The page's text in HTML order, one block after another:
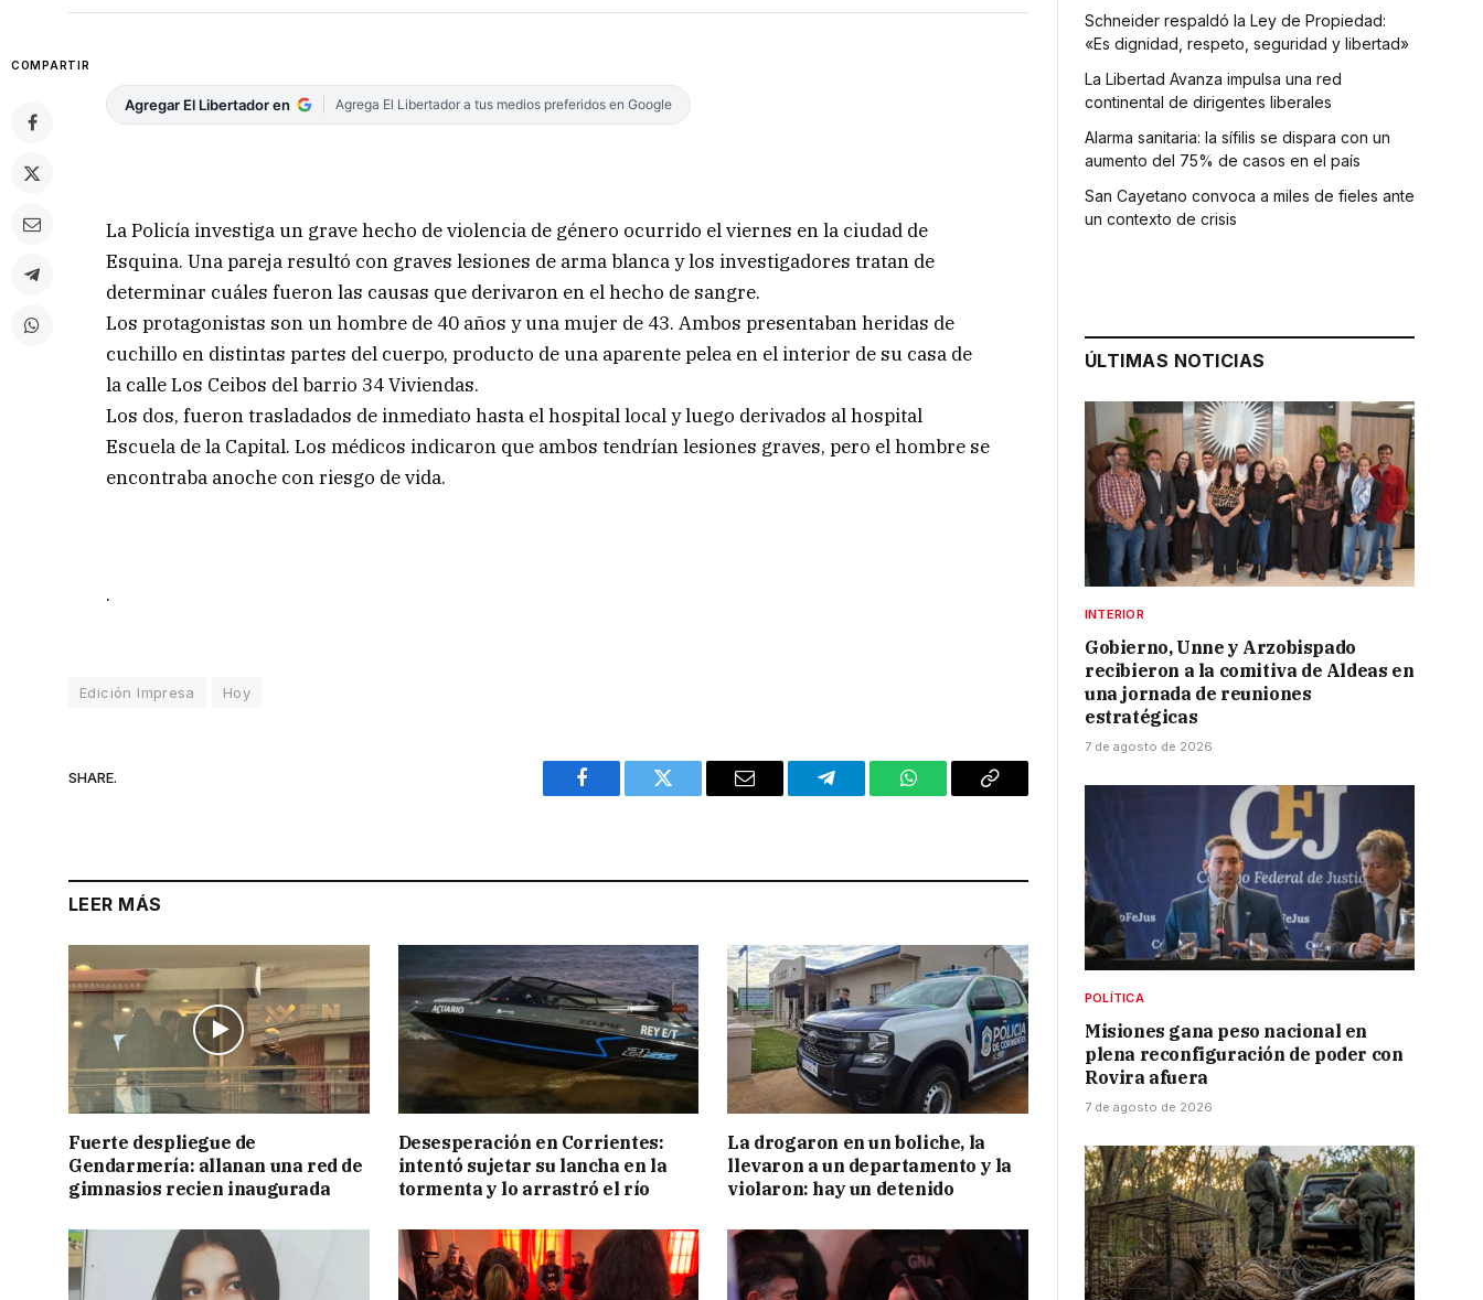
COMPARTIR
Agregar El Libertador en Agrega El Libertador a tus medios preferidos en Google
La Policía investiga un grave hecho de violencia de género ocurrido el viernes en la ciudad de
Esquina. Una pareja resultó con graves lesiones de arma blanca y los investigadores tratan de
determinar cuáles fueron las causas que derivaron en el hecho de sangre.
Los protagonistas son un hombre de 40 años y una mujer de 43. Ambos presentaban heridas de
cuchillo en distintas partes del cuerpo, producto de una aparente pelea en el interior de su casa de
la calle Los Ceibos del barrio 34 Viviendas.
Los dos, fueron trasladados de inmediato hasta el hospital local y luego derivados al hospital
Escuela de la Capital. Los médicos indicaron que ambos tendrían lesiones graves, pero el hombre se
encontraba anoche con riesgo de vida.
.
Edición Impresa Hoy
SHARE.
Facebook Twitter Email Telegram WhatsAppCopy
LEER MÁS
Fuerte despliegue de
Gendarmería: allanan una red de
gimnasios recien inaugurada
Desesperación en Corrientes:
intentó sujetar su lancha en la
tormenta y lo arrastró el río
La drogaron en un boliche, la
llevaron a un departamento y la
violaron: hay un detenido
Schneider respaldó la Ley de Propiedad:
«Es dignidad, respeto, seguridad y libertad»
La Libertad Avanza impulsa una red
continental de dirigentes liberales
Alarma sanitaria: la sífilis se dispara con un
aumento del 75% de casos en el país
San Cayetano convoca a miles de fieles ante
un contexto de crisis
ÚLTIMAS NOTICIAS
INTERIOR
Gobierno, Unne y Arzobispado
recibieron a la comitiva de Aldeas en
una jornada de reuniones
estratégicas
7 de agosto de 2026
POLÍTICA
Misiones gana peso nacional en
plena reconfiguración de poder con
Rovira afuera
7 de agosto de 2026